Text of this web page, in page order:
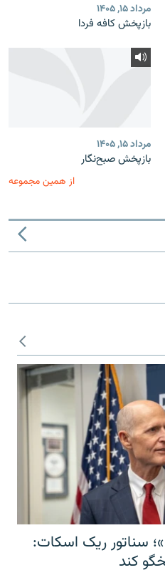
مرداد ۱۵, ۱۴۰۵
بازپخش کافه فردا
مرداد ۱۵, ۱۴۰۵
بازپخش صبح‌نگار
از همین مجموعه
سناتور ریک اسکات:
کند